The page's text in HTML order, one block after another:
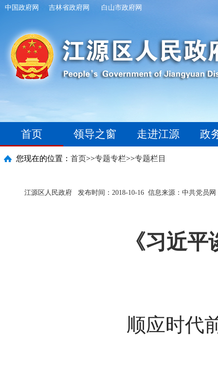
中国政府网 吉林省政府网 白山市政府网
首页 领导之窗 走进江源 政
您现在的位置： 首页>>专题专栏>>专题栏目
江源区人民政府 发布时间：2018-10-16 信息来源：中共党员
《习近
顺应时代